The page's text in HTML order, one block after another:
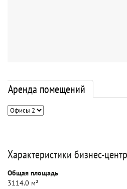
Аренда помещений
Характеристики бизнес-
Общая площадь
3114.0 м²